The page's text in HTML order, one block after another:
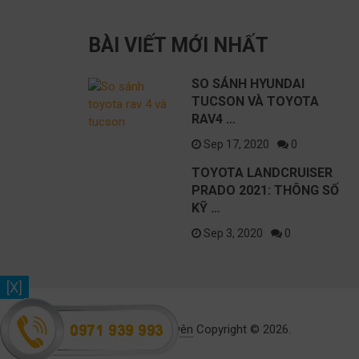
RAV4 2021
BÀI VIẾT MỚI NHẤT
SO SÁNH HYUNDAI
TUCSON VÀ TOYOTA
RAV4 …
Sep 17, 2020 0
TOYOTA LANDCRUISER
PRADO 2021: THÔNG SỐ
KỸ …
Sep 3, 2020 0
Toyota Thái Nguyên Copyright © 2026.
[X]